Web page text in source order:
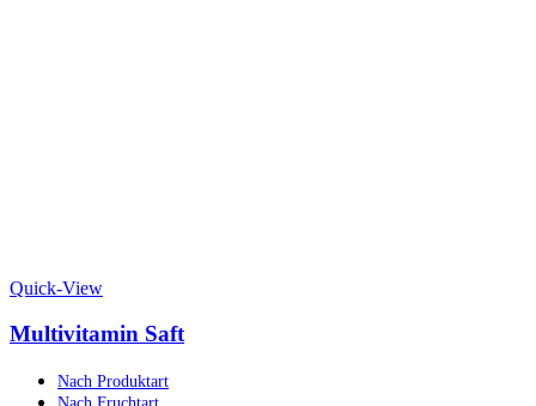
Quick-View
Multivitamin Saft
Nach Produktart